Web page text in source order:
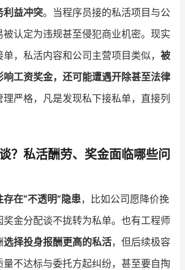
数据通服务
利益冲突。当程序员接的私活项目与公
被认定为违规甚至侵犯商业机密。现实
，私活内容和公司主营项目类似， 被
响工资奖金，还可能遭遇开除甚至法律
理严格，凡是发现私下接私单，直接列
？私活酬劳、奖金面临哪些问
在“不透明”隐患，比如公司愿降价挽
奖金分配谈不拢转为私单。也有工程师
选择投身报酬更高的私活，但后续极容
不达标与委托方起纠纷，甚至要自掏